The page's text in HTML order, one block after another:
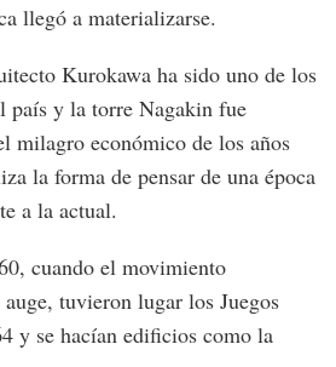
llegó a materializarse.
Kurokawa ha sido uno de los
país y la torre Nagakin fue
milagro económico de los años
la forma de pensar de una época
a la actual.
cuando el movimiento
tuvieron lugar los Juegos
y se hacían edificios como la